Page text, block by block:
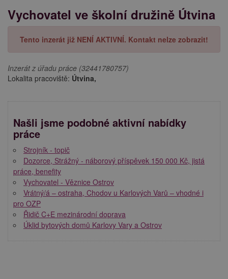
Vychovatel ve školní družině Útvina
Tento inzerát již NENÍ AKTIVNÍ. Kontakt nelze zobrazit!
Inzerát z úřadu práce (32441780757)
Lokalita pracoviště: Útvina,
Našli jsme podobné aktivní nabídky
práce
Strojník - topič
Dozorce, Strážný - náborový příspěvek 150 000 Kč, jistá
práce, benefity
Vychovatel - Věznice Ostrov
Vrátný/á – ostraha, Chodov u Karlových Varů – vhodné i
pro OZP
Řidič C+E mezinárodní doprava
Úklid bytových domů Karlovy Vary a Ostrov